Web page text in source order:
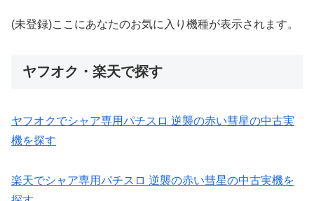
(未登録)ここにあなたのお気に入り機種が表示されます。
ヤフオク・楽天で探す
ヤフオクでシャア専用パチスロ 逆襲の赤い彗星の中古実
機を探す
楽天でシャア専用パチスロ 逆襲の赤い彗星の中古実機を